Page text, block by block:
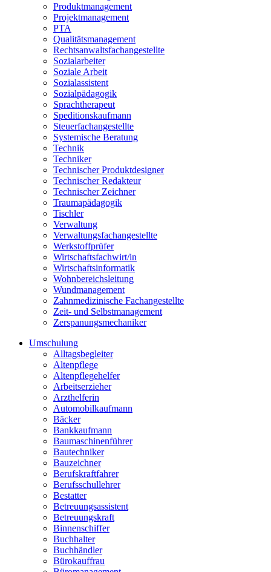
Produktmanagement
Projektmanagement
PTA
Qualitätsmanagement
Rechtsanwaltsfachangestellte
Sozialarbeiter
Soziale Arbeit
Sozialassistent
Sozialpädagogik
Sprachtherapeut
Speditionskaufmann
Steuerfachangestellte
Systemische Beratung
Technik
Techniker
Technischer Produktdesigner
Technischer Redakteur
Technischer Zeichner
Traumapädagogik
Tischler
Verwaltung
Verwaltungsfachangestellte
Werkstoffprüfer
Wirtschaftsfachwirt/in
Wirtschaftsinformatik
Wohnbereichsleitung
Wundmanagement
Zahnmedizinische Fachangestellte
Zeit- und Selbstmanagement
Zerspanungsmechaniker
Umschulung
Alltagsbegleiter
Altenpflege
Altenpflegehelfer
Arbeitserzieher
Arzthelferin
Automobilkaufmann
Bäcker
Bankkaufmann
Baumaschinenführer
Bautechniker
Bauzeichner
Berufskraftfahrer
Berufsschullehrer
Bestatter
Betreuungsassistent
Betreuungskraft
Binnenschiffer
Buchhalter
Buchhändler
Bürokauffrau